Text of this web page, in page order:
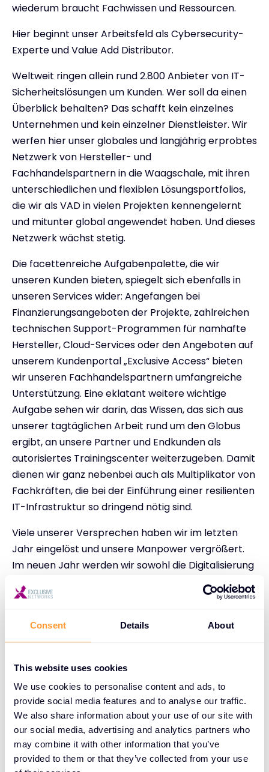
Consent Details About
This website uses cookies
We use cookies to personalise content and ads, to
provide social media features and to analyse our traffic.
We also share information about your use of our site with
our social media, advertising and analytics partners who
may combine it with other information that you’ve
provided to them or that they’ve collected from your use
wiederum braucht Fachwissen und Ressourcen.
Hier beginnt unser Arbeitsfeld als Cybersecurity-
Experte und Value Add Distributor.
Weltweit ringen allein rund 2.800 Anbieter von IT-
Sicherheitslösungen um Kunden. Wer soll da einen
Überblick behalten? Das schafft kein einzelnes
Unternehmen und kein einzelner Dienstleister. Wir
werfen hier unser globales und langjährig erprobtes
Netzwerk von Hersteller- und
Fachhandelspartnern in die Waagschale, mit ihren
unterschiedlichen und flexiblen Lösungsportfolios,
die wir als VAD in vielen Projekten kennengelernt
und mitunter global angewendet haben. Und dieses
Netzwerk wächst stetig.
Die facettenreiche Aufgabenpalette, die wir
unseren Kunden bieten, spiegelt sich ebenfalls in
unseren Services wider: Angefangen bei
Finanzierungsangeboten der Projekte, zahlreichen
technischen Support-Programmen für namhafte
Hersteller, Cloud-Services oder den Angeboten auf
unserem Kundenportal „Exclusive Access“ bieten
wir unseren Fachhandelspartnern umfangreiche
Unterstützung. Eine eklatant weitere wichtige
Aufgabe sehen wir darin, das Wissen, das sich aus
unserer tagtäglichen Arbeit rund um den Globus
ergibt, an unsere Partner und Endkunden als
autorisiertes Trainingscenter weiterzugeben. Damit
dienen wir ganz nebenbei auch als Multiplikator von
Fachkräften, die bei der Einführung einer resilienten
IT-Infrastruktur so dringend nötig sind.
Viele unserer Versprechen haben wir im letzten
Jahr eingelöst und unsere Manpower vergrößert.
Im neuen Jahr werden wir sowohl die Digitalisierung
weitervorantreiben als auch an unseren Services
weiterfeilen. Unser übergeordnetes Ziel: unseren
IT, ihre Daten und ihre Mitarbeiter zu bieten.
Deshalb: Bange machen braucht es nicht!“
Marcus Adä, Geschäftsführer von Exclusive
Networks Deutschland und Regional Manager
DACH.
Hier
gelangen Sie zur vollständigen
Pressemeldung.